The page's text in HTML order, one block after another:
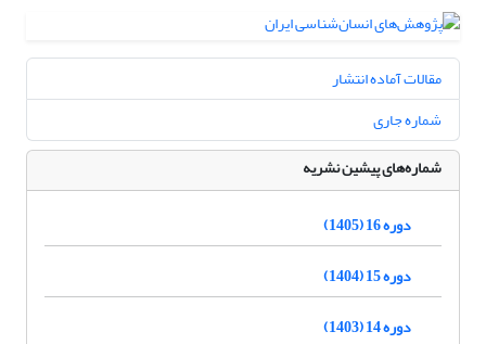
مقالات آماده انتشار
شماره جاری
شماره‌های پیشین نشریه
دوره 16 (1405)
دوره 15 (1404)
دوره 14 (1403)